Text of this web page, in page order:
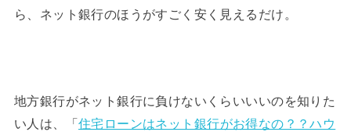
ら、ネット銀行のほうがすごく安く見えるだけ。
地方銀行がネット銀行に負けないくらいいいのを知りた
い人は、「住宅ローンはネット銀行がお得なの？？ハウ